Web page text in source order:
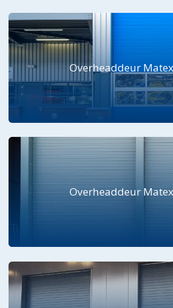
Overheaddeur
Overheaddeur